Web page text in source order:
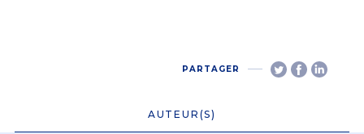
PARTAGER
AUTEUR(S)